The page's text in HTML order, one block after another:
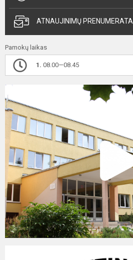
ATNAUJINIMŲ PRENUMERATA
Pamokų laikas
1. 08.00—08.45